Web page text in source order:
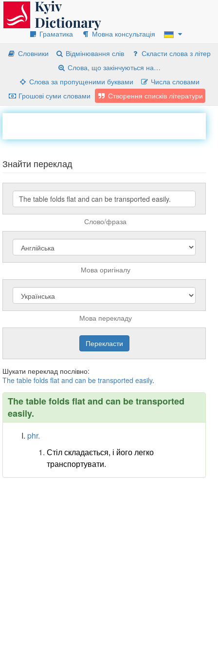
Граматика
Мовна консультація
Словники
Відмінювання слів
Скласти слова з літер
Слова, що закінчуються на…
Слова за пропущеними буквами
Числа словами
Грошові суми словами
Створення списків літератури
Знайти переклад
Слово/фраза
Мова оригіналу
Мова перекладу
Шукати переклад послівно:
The table folds flat and can be transported easily.
The table folds flat and can be transported
easily.
phr.
Стіл складається, і його легко
транспортувати.